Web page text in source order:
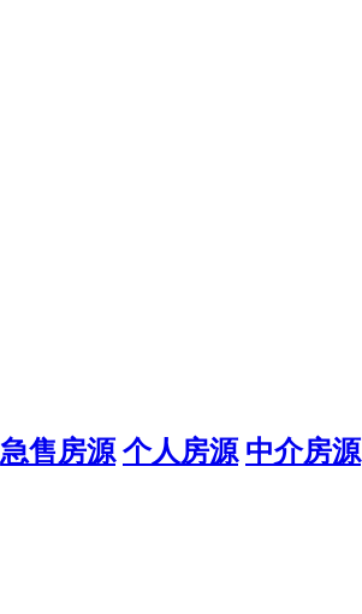
急售房源 个人房源 中介房源